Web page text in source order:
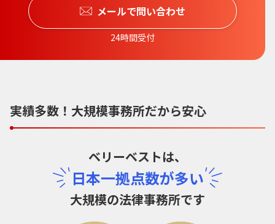
メールで問い合わせ
24時間受付
実績多数！大規模事務所だから安心
ベリーベストは、
日本一拠点数が多い
大規模の法律事務所です